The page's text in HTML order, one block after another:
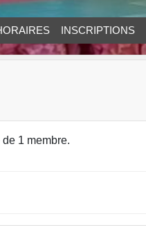
INSCRIPTIONS
1 membre.